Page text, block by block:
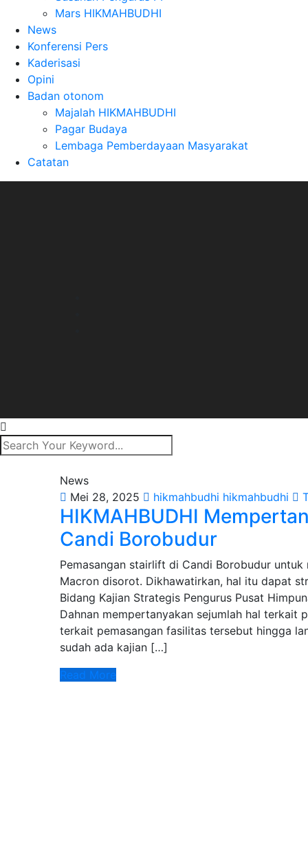
Mars HIKMAHBUDHI
News
Konferensi Pers
Kaderisasi
Opini
Badan otonom
Majalah HIKMAHBUDHI
Pagar Budaya
Lembaga Pemberdayaan Masyarakat
Catatan
News
Mei 28, 2025
hikmahbudhi hikmahbudhi
HIKMAHBUDHI
Candi Borobudur
Pemasangan stairlift di Candi Borobudur
Macron disorot. Dikhawatirkan, hal itu dapat
Bidang Kajian Strategis Pengurus Pusat
Dahnan mempertanyakan sejumlah hal terkait
terkait pemasangan fasilitas tersebut hingga
sudah ada kajian […]
Read More